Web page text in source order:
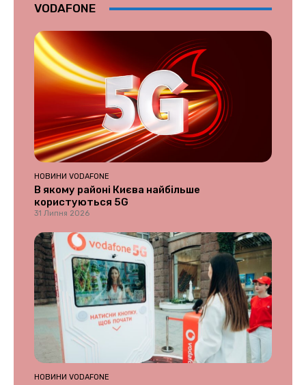
VODAFONE
НОВИНИ VODAFONE
В якому районі Києва найбільше
користуються 5G
31 Липня 2026
НОВИНИ VODAFONE